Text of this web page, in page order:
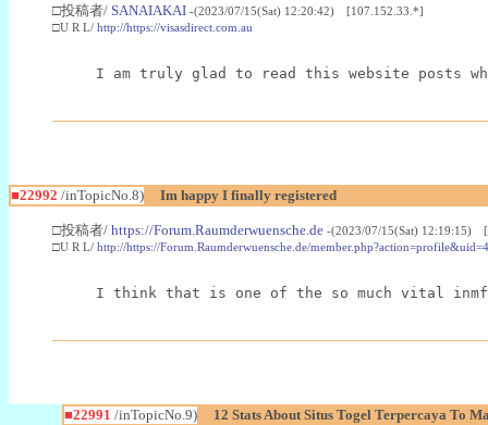
□投稿者/ SANAIAKAI -(2023/07/15(Sat) 12:20:42) [107.152.33.*]
□U R L/ http://https://visasdirect.com.au
I am truly glad to read this website posts
■22992 /inTopicNo.8) Im happy I finally registered
□投稿者/ https://Forum.Raumderwuensche.de -(2023/07/15(Sat) 12:19:15)
□U R L/ http://https://Forum.Raumderwuensche.de/
I think that is one of the so much vital
■22991 /inTopicNo.9) 12 Stats About Situs Togel Terpercaya To